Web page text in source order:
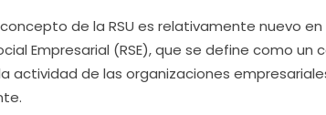
de la RSU es relativamente nuevo
Empresarial (RSE), que se define como
actividad de las organizaciones